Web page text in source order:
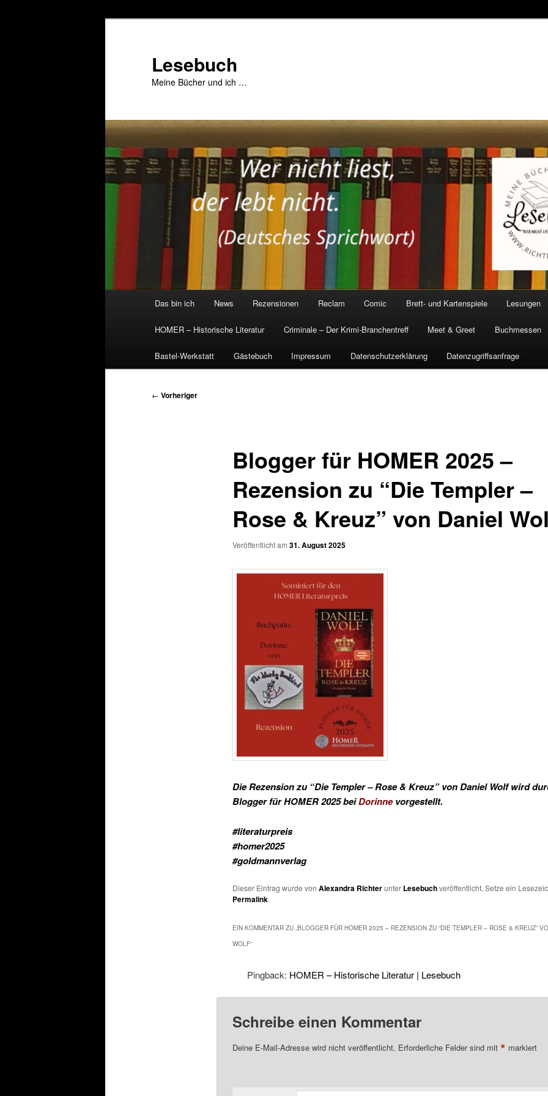
Lesebuch
Meine Bücher und ich …
Das bin ich News Rezensionen Reclam Comic Brett- und Kartenspiele Lesungen
HOMER – Historische Literatur Criminale – Der Krimi-Branchentreff Meet & Greet Buchmessen
Bastel-Werkstatt Gästebuch Impressum Datenschutzerklärung Datenzugriffsanfrage
Beitragsnavigation
← Vorheriger
Blogger für HOMER 2025 –
Rezension zu “Die Templer –
Rose & Kreuz” von Daniel
Veröffentlicht am 31. August 2025
Die Rezension zu “Die Templer – Rose & Kreuz” von Daniel Wolf wird
Blogger für HOMER 2025 beiDorinne vorgestellt.
#literaturpreis
#homer2025
#goldmannverlag
Dieser Eintrag wurde von Alexandra Richterunter Lesebuchveröffentlicht. Setze ein
Permalink.
EIN KOMMENTAR ZU „ BLOGGER FÜR HOMER 2025 – REZENSION ZU “DIE TEMPLER – ROSE & KREUZ”
WOLF“
Pingback: HOMER – Historische Literatur | Lesebuch
Schreibe einen Kommentar
Deine E-Mail-Adresse wird nicht veröffentlicht. Erforderliche Felder sind mit * markiert